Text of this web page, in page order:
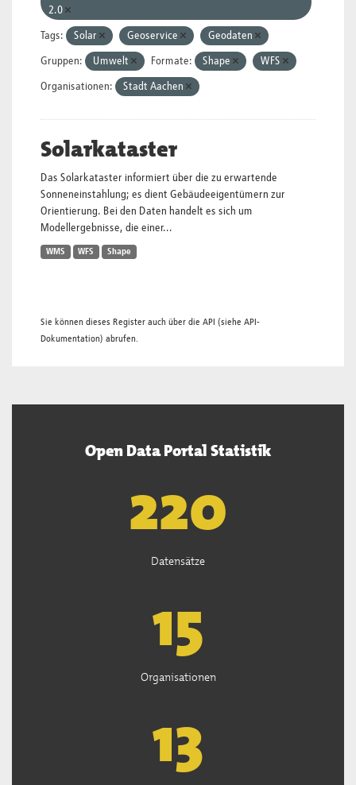
2.0
Tags: Solar Geoservice Geodaten
Gruppen: Umwelt Formate: Shape WFS
Organisationen: Stadt Aachen
Solarkataster
Das Solarkataster informiert über die zu erwartende
Sonneneinstahlung; es dient Gebäudeeigentümern zur
Orientierung. Bei den Daten handelt es sich um
Modellergebnisse, die einer...
WMS WFS Shape
Sie können dieses Register auch über die API (siehe API-
Dokumentation) abrufen.
Open Data Portal Statistik
222
Datensätze
15
Organisationen
13